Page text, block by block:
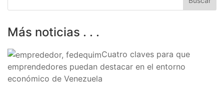
Más noticias . . .
Cuatro claves para que
emprendedores puedan destacar en el entorno
económico de Venezuela